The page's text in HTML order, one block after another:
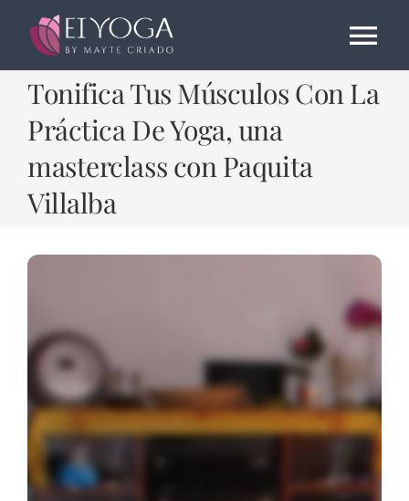
Saltar
contenido
EL CENTRO
HORARIOS
ALQUILER SALAS
EL YOGA
CONTACTO
Tonifica Tus Músculos Con La
Práctica De Yoga, una
masterclass con Paquita
Villalba